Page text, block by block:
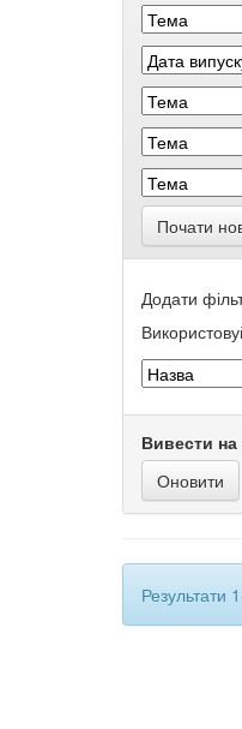
Почати
Додати
Вивести на
Результати